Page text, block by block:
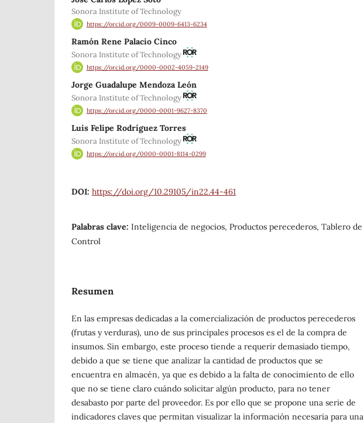
Sonora Institute of Technology
https://orcid.org/0009-0009-6413-6234
Ramón Rene Palacio Cinco
Sonora Institute of Technology
https://orcid.org/0000-0002-4059-2149
Jorge Guadalupe Mendoza León
Sonora Institute of Technology
https://orcid.org/0000-0001-9627-8370
Luis Felipe Rodríguez Torres
Sonora Institute of Technology
https://orcid.org/0000-0001-8114-0299
DOI: https://doi.org/10.29105/in22.44-461
Palabras clave: Inteligencia de negocios, Productos perecederos, Tablero de
Control
Resumen
En las empresas dedicadas a la comercialización de productos perecederos
(frutas y verduras), uno de sus principales procesos es el de la compra de
insumos. Sin embargo, este proceso tiende a requerir demasiado tiempo,
debido a que se tiene que analizar la cantidad de productos que se
encuentra en almacén, ya que es debido a la falta de conocimiento de ello
que no se tiene claro cuándo solicitar algún producto, para no tener
desabasto por parte del proveedor. Es por ello que se propone una serie de
indicadores claves que permitan visualizar la información necesaria para una